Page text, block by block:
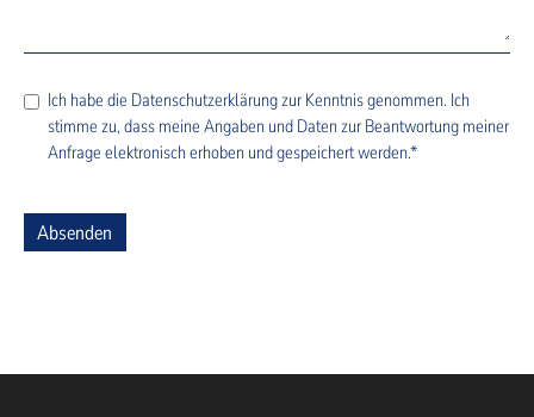
Ich habe die Datenschutzerklärungzur Kenntnis genommen. Ich
stimme zu, dass meine Angaben und Daten zur Beantwortung meiner
Anfrage elektronisch erhoben und gespeichert werden.*
Absenden